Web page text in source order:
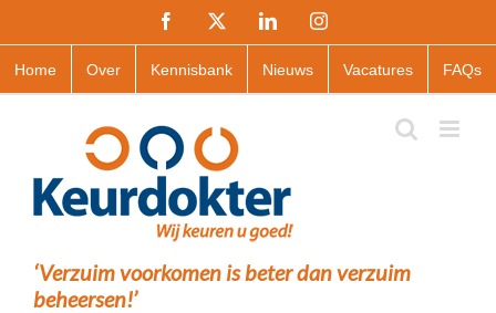
Facebook LinkedInInstagram
Home Over Kennisbank Nieuws Vacatures FAQs
‘Verzuim voorkomen is beter dan verzuim
beheersen!’